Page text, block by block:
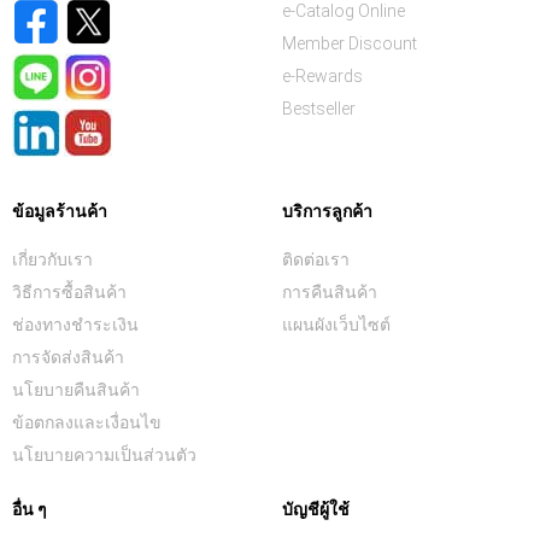
e-Catalog Online
Member Discount
e-Rewards
Bestseller
ข้อมูลร้านค้า
เกี่ยวกับเรา
วิธีการซื้อสินค้า
ช่องทางชำระเงิน
การจัดส่งสินค้า
นโยบายคืนสินค้า
ข้อตกลงและเงื่อนไข
นโยบายความเป็นส่วนตัว
บริการลูกค้า
ติดต่อเรา
การคืนสินค้า
แผนผังเว็บไซต์
อื่น ๆ บัญชีผู้ใช้